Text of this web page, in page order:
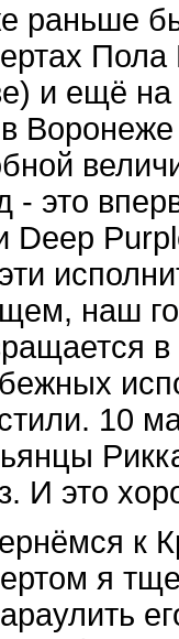
раньше
и ещё на
- это
Deep
наш
10
И это
к
я